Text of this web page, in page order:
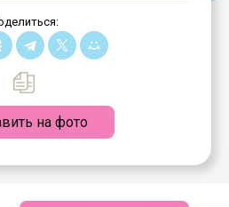
на фото